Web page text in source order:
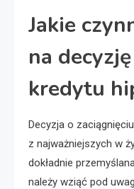
Jakie
na
kredytu
Decyzja o
z najważniejszych w
dokładnie
należy wziąć pod